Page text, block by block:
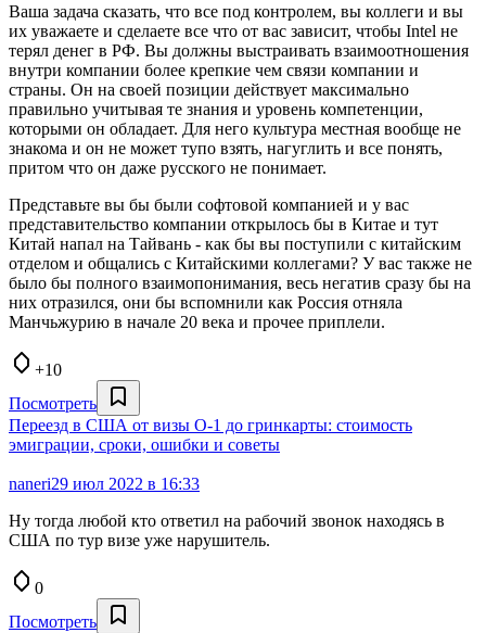
Ваша задача сказать, что все под контролем, вы коллеги и вы
их уважаете и сделаете все что от вас зависит, чтобы Intel не
терял денег в РФ. Вы должны выстраивать взаимоотношения
внутри компании более крепкие чем связи компании и
страны. Он на своей позиции действует максимально
правильно учитывая те знания и уровень компетенции,
которыми он обладает. Для него культура местная вообще не
знакома и он не может тупо взять, нагуглить и все понять,
притом что он даже русского не понимает.
Представьте вы бы были софтовой компанией и у вас
представительство компании открылось бы в Китае и тут
Китай напал на Тайвань - как бы вы поступили с китайским
отделом и общались с Китайскими коллегами? У вас также не
было бы полного взаимопонимания, весь негатив сразу бы на
них отразился, они бы вспомнили как Россия отняла
Манчьжурию в начале 20 века и прочее приплели.
+10
Посмотреть
Переезд в США от визы О-1 до гринкарты: стоимость
эмиграции, сроки, ошибки и советы
naneri29 июл 2022 в 16:33
Ну тогда любой кто ответил на рабочий звонок находясь в
США по тур визе уже нарушитель.
0
Посмотреть